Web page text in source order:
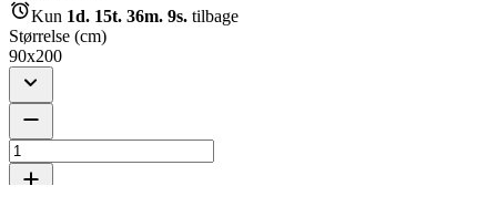
Kun 1d. 15t. 36m. 9s. tilbage
Størrelse (cm)
90x200